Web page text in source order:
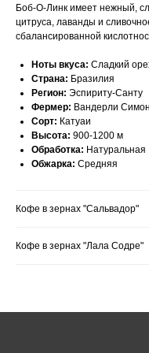
Боб-О-Линк имеет нежный,
цитруса, лаванды и
сбалансированной
Ноты вкуса: Сладкий
Страна: Бразилия
Регион: Эспириту-Санту
Фермер: Вандерли
Сорт: Катуаи
Высота: 900-1200 м
Обработка: Натуральная
Обжарка: Средняя
Кофе в зернах "Сальвадор"
Кофе в зернах "Лала Содре"
Москва,
ВДНХ
Как нас